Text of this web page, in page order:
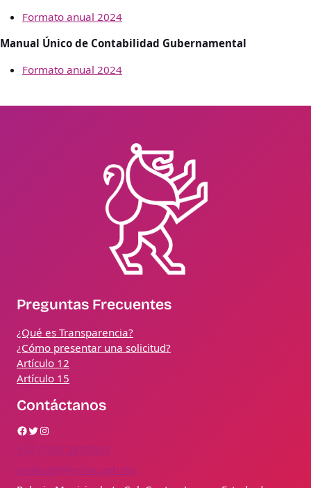
Formato anual 2024
Manual Único de Contabilidad Gubernamental
Formato anual 2024
Preguntas Frecuentes
¿Qué es Transparencia?
¿Cómo presentar una solicitud?
Artículo 12
Artículo 15
Contáctanos
Facebook Twitter Instagram
+52 (728) 2829903
contacto@lerma.gob.mx